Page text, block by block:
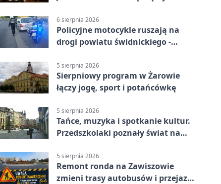
6 sierpnia 2026
Policyjne motocykle ruszają na
drogi powiatu świdnickiego -
5 sierpnia 2026
Sierpniowy program w Żarowie
łączy jogę, sport i potańcówkę
5 sierpnia 2026
Tańce, muzyka i spotkanie kultur.
Przedszkolaki poznały świat na
5 sierpnia 2026
Remont ronda na Zawiszowie
zmieni trasy autobusów i przejazd